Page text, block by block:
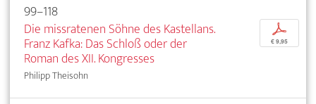
99–118
Die missratenen Söhne des Kastellans.
Franz Kafka: Das Schloß oder der
Roman des XII. Kongresses
Philipp Theisohn
p
€ 9,95